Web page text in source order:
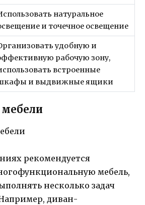
натуральное
и точечное освещение
удобную и
рабочую зону,
встроенные
и выдвижные ящики
рекомендуется
мебель,
несколько задач
диван-